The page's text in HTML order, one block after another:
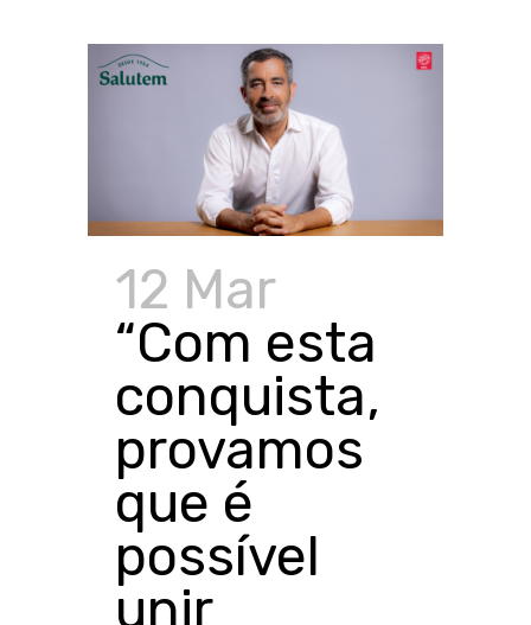
12 Mar
“Com esta
conquista,
provamos
que é
possível
unir